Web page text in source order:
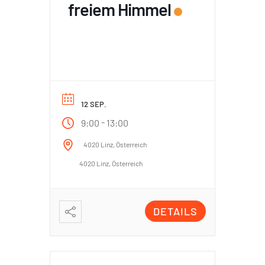
freiem Himmel
12 SEP.
9:00 - 13:00
4020 Linz, Österreich
4020 Linz, Österreich
DETAILS